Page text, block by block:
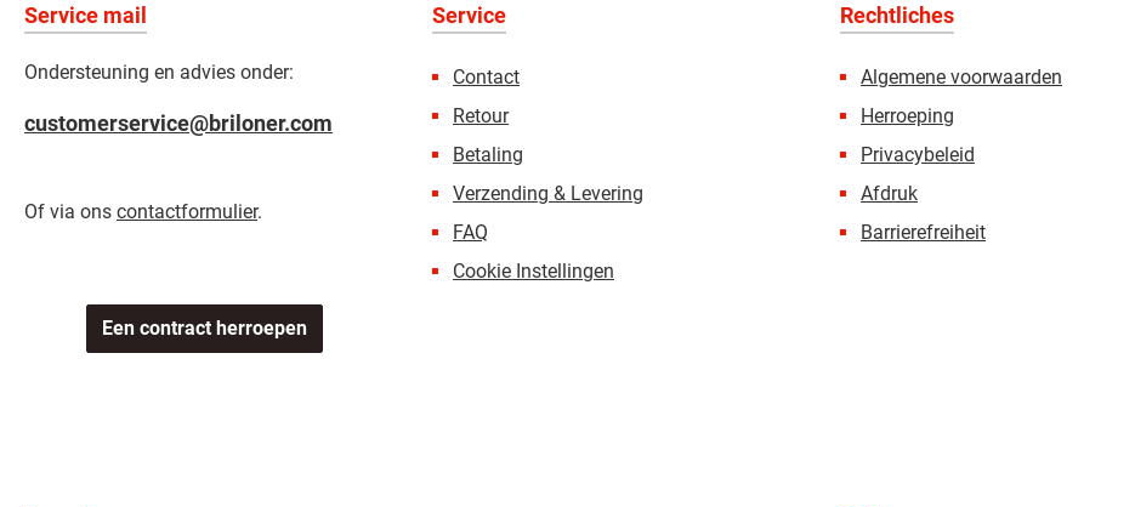
Service mail
Ondersteuning en advies onder:
customerservice@briloner.com
Of via ons contactformulier.
Een contract herroepen
Service
Contact
Retour
Betaling
Verzending & Levering
FAQ
Cookie Instellingen
Rechtliches
Algemene voorwaarden
Herroeping
Privacybeleid
Afdruk
Barrierefreiheit